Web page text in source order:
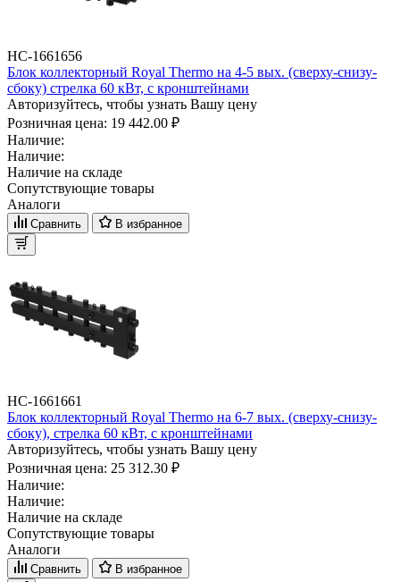
НС-1661656
Блок коллекторный Royal Thermo на 4-5 вых. (сверху-снизу-
сбоку) стрелка 60 кВт, с кронштейнами
Авторизуйтесь, чтобы узнать Вашу цену
Розничная цена: 19 442.00 ₽
Наличие:
Наличие:
Наличие на складе
Сопутствующие товары
Аналоги
Сравнить В избранное
НС-1661661
Блок коллекторный Royal Thermo на 6-7 вых. (сверху-снизу-
сбоку), стрелка 60 кВт, с кронштейнами
Авторизуйтесь, чтобы узнать Вашу цену
Розничная цена: 25 312.30 ₽
Наличие:
Наличие:
Наличие на складе
Сопутствующие товары
Аналоги
Сравнить В избранное